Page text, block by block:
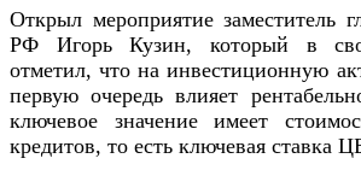
Открыл мероприятие заместитель
РФ Игорь Кузин, который в
отметил, что на инвестиционную
первую очередь влияет
ключевое значение имеет
кредитов, то есть ключевая ставка